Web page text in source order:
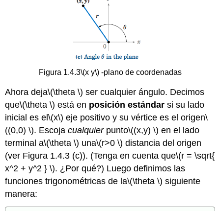
Figura 1.4.3\(x y\)-plano de coordenadas
Ahora deja\(\theta \) ser cualquier ángulo. Decimos
que\(\theta \) está en posición estándar si su lado
inicial es el\(x\) eje positivo y su vértice es el origen\
((0,0) \). Escojacualquierpunto\((x,y) \) en el lado
terminal a\(\theta \) una\(r>0 \) distancia del origen
(ver Figura 1.4.3 (c)). (Tenga en cuenta que\(r = \sqrt{
x^2 + y^2 } \). ¿Por qué?) Luego definimos las
funciones trigonométricas de la\(\theta \) siguiente
manera: